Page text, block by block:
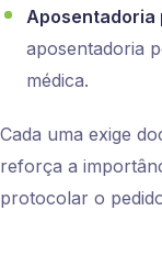
Aposentadoria
aposentadoria
médica.
Cada uma exige
reforça a
protocolar o